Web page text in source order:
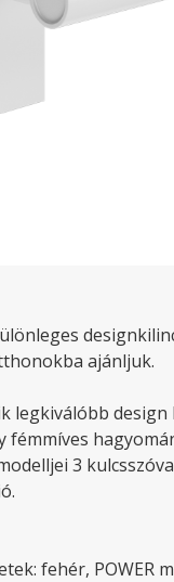
ajánljuk.
legkiválóbb
fémmíves
3
fehér, POWER